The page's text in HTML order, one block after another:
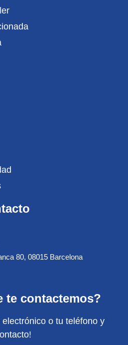
80, 08015 Barcelona
te contactemos?
electrónico o tu teléfono y